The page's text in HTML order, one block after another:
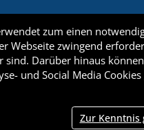
zum einen
Webseite zwingend
sind. Darüber hinaus
und Social Media Cookies
Zur Kenntnis